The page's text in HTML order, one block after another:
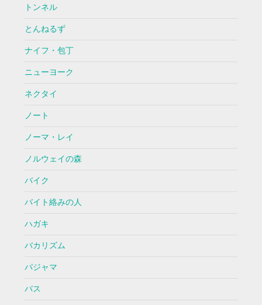
トンネル
とんねるず
ナイフ・包丁
ニューヨーク
ネクタイ
ノート
ノーマ・レイ
ノルウェイの森
バイク
バイト絡みの人
ハガキ
バカリズム
パジャマ
バス